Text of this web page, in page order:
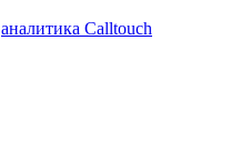
аналитика Calltouch